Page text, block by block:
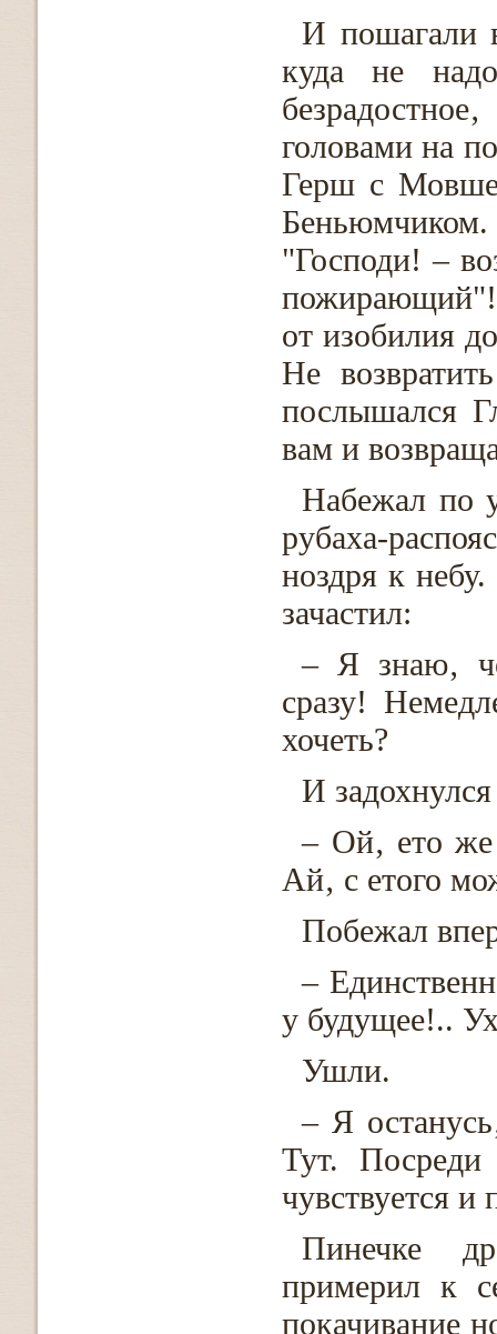
И пошагали
куда не
головами на
Герш с
Беньюмчиком.
"Господи! –
пожирающий"!
от изобилия
Не
послышался
вам и
Набежал по
рубаха-
ноздря к
зачастил:
– Я знаю‚
сразу!
хочеть?
И
– Ой‚ ето
Ай‚ с етого
Побежал
–
у будущее!..
Ушли.
– Я
Тут.
чувствуется и
Пинечке
примерил к
покачивание